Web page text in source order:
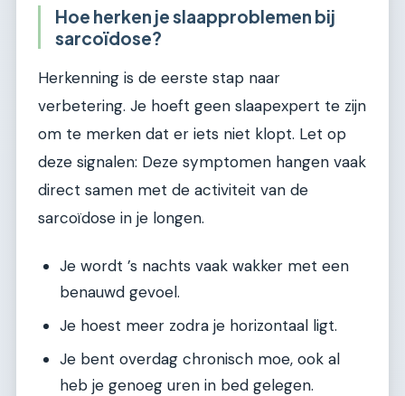
Hoe herken je slaapproblemen bij
sarcoïdose?
Herkenning is de eerste stap naar
verbetering. Je hoeft geen slaapexpert te zijn
om te merken dat er iets niet klopt. Let op
deze signalen: Deze symptomen hangen vaak
direct samen met de activiteit van de
sarcoïdose in je longen.
Je wordt ’s nachts vaak wakker met een
benauwd gevoel.
Je hoest meer zodra je horizontaal ligt.
Je bent overdag chronisch moe, ook al
heb je genoeg uren in bed gelegen.